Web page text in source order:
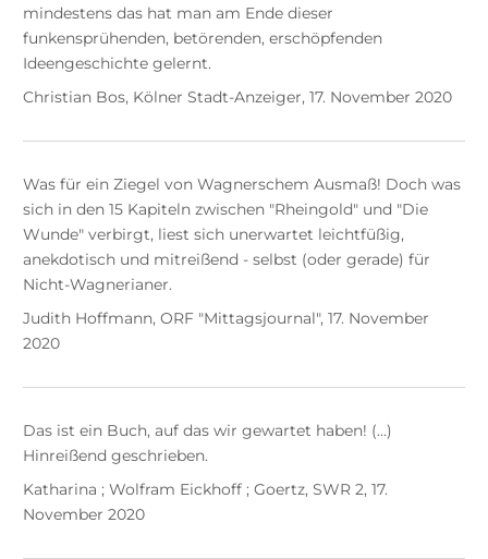
mindestens das hat man am Ende dieser
funkensprühenden, betörenden, erschöpfenden
Ideengeschichte gelernt.
Christian Bos, Kölner Stadt-Anzeiger, 17. November 2020
Was für ein Ziegel von Wagnerschem Ausmaß! Doch was
sich in den 15 Kapiteln zwischen "Rheingold" und "Die
Wunde" verbirgt, liest sich unerwartet leichtfüßig,
anekdotisch und mitreißend - selbst (oder gerade) für
Nicht-Wagnerianer.
Judith Hoffmann, ORF "Mittagsjournal", 17. November
2020
Das ist ein Buch, auf das wir gewartet haben! (…)
Hinreißend geschrieben.
Katharina ; Wolfram Eickhoff ; Goertz, SWR 2, 17.
November 2020